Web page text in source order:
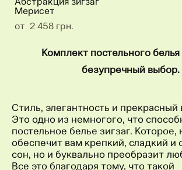
Мерисет
от 2 458 грн.
Комплект постельного белья
безупречный выбор.
Стиль, элегантность и
Это одно из немногого, что
постельное белье зигзаг. Которое,
обеспечит вам крепкий, сладкий и
сон, но и буквально преобразит
Все это благодаря тому, что такой